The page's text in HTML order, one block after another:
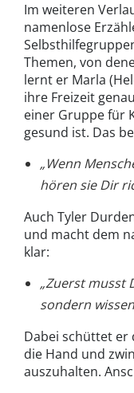
Im weiteren
namenlose
Themen, von
lernt er Marla
ihre Freizeit
einer Gruppe für
gesund ist. Das
„Wenn
hören sie Dir
Auch Tyler
und macht dem
klar:
„Zuerst musst
sondern
Dabei schüttet er
die Hand und
auszuhalten.